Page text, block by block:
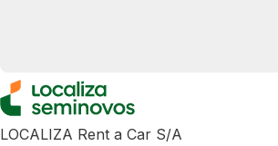
LOCALIZA Rent a Car S/A